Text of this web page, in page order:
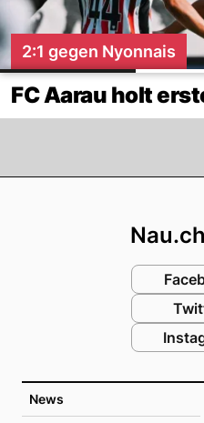
2:1 gegen Nyonnais
FC Aarau holt
News